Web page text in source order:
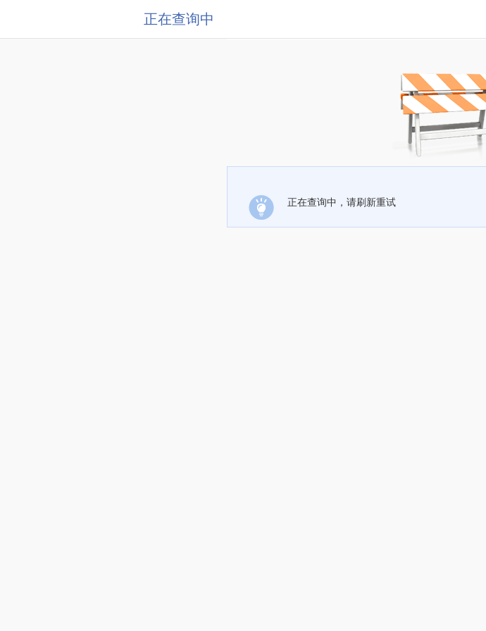
正在查询中
正在查询中，请刷新重试